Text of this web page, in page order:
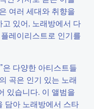
여러 세대와 취향을
있어, 노래방에서 다
레이리스트로 인기를
은 다양한 아티스트들
곡은 인기 있는 노래
있습니다. 이 앨범을
담아 노래방에서 스타